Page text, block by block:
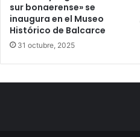
sur bonaerense» se
inaugura en el Museo
Histórico de Balcarce
31 octubre, 2025